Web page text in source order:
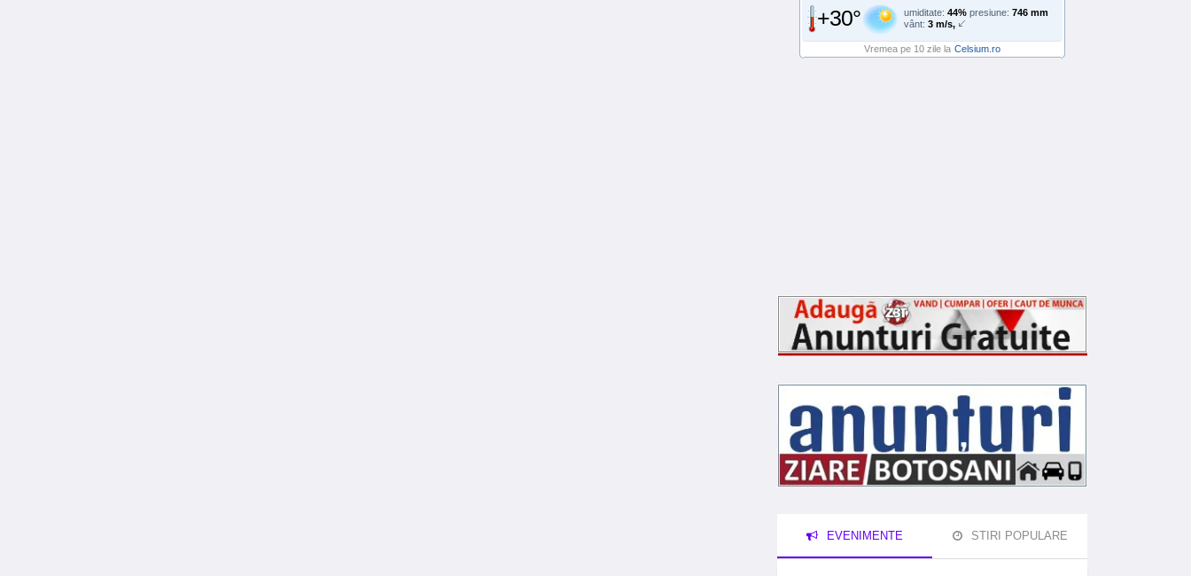
+30° umiditate: 44% presiune: 746 mm
vânt: 3 m/s,
Vremea pe 10 zile la Celsium.ro
EVENIMENTE STIRI POPULARE